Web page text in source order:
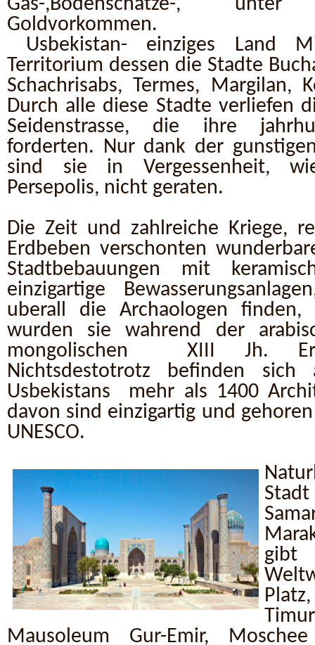
Gas-,Bodenschatze-,
Goldvorkommen.
Usbekistan- einziges Land
Territorium dessen die Stadte
Schachrisabs, Termes, Margilan,
Durch alle diese Stadte verliefen
Seidenstrasse, die ihre
forderten. Nur dank der
sind sie in Vergessenheit,
Persepolis, nicht geraten.
Die Zeit und zahlreiche Kriege,
Erdbeben verschonten
Stadtbebauungen mit
einzigartige
uberall die Archaologen finden,
wurden sie wahrend der
mongolischen XIII Jh.
Nichtsdestotrotz befinden
Usbekistans mehr als 1400
davon sind einzigartig und
UNESCO.
Mausoleum Gur-Emir,